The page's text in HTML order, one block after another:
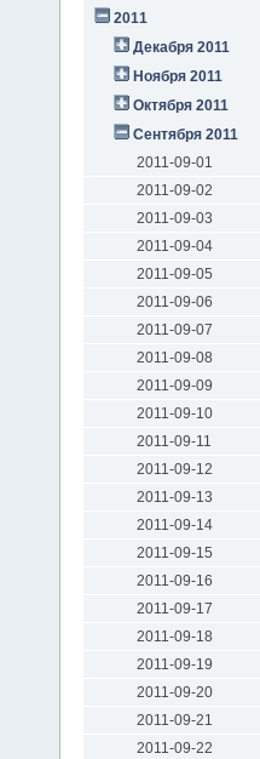
2011
Декабря 2011
Ноября 2011
Октября 2011
Сентября 2011
2011-09-01
2011-09-02
2011-09-03
2011-09-04
2011-09-05
2011-09-06
2011-09-07
2011-09-08
2011-09-09
2011-09-10
2011-09-11
2011-09-12
2011-09-13
2011-09-14
2011-09-15
2011-09-16
2011-09-17
2011-09-18
2011-09-19
2011-09-20
2011-09-21
2011-09-22